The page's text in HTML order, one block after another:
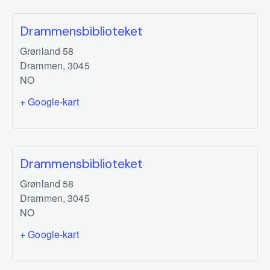
Drammensbiblioteket
Grønland 58
Drammen, 3045
NO
+ Google-kart
Drammensbiblioteket
Grønland 58
Drammen, 3045
NO
+ Google-kart